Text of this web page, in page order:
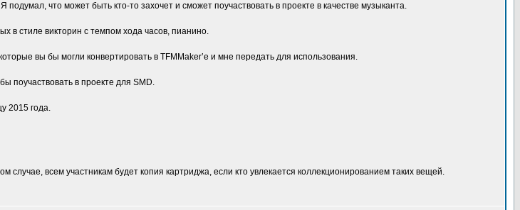
что может быть кто-то захочет и сможет поучаствовать в проекте в качестве музыканта.
в стиле викторин с темпом хода часов, пианино.
вы бы могли конвертировать в TFMMaker’е и мне передать для использования.
поучаствовать в проекте для SMD.
2015 года.
всем участникам будет копия картриджа, если кто увлекается коллекционированием таких вещей.